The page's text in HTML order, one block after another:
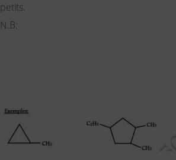
petits.
N.B: